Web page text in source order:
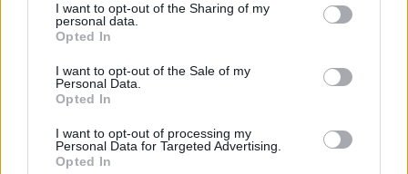
not limited to your visit or usage behaviour. You may click to
grant or deny consent to Google and its third-party tags to
use your data for below specified purposes in below Google
consent section.
I want to opt-out of the Sharing of my
personal data.
Opted In
I want to opt-out of the Sale of my
Personal Data.
Opted In
I want to opt-out of processing my
Personal Data for Targeted Advertising.
Opted In